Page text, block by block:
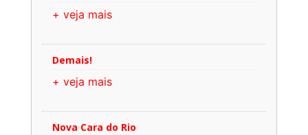
+ veja mais
Demais!
+ veja mais
Nova Cara do Rio